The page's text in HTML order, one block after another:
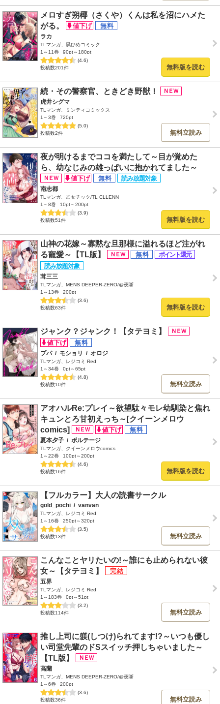
メロすぎ朔椰（さくや）くんは私を沼にハメた
がる。
ラカ
TLマンガ、黒ひめコミック
1～11巻
90pt～180pt
(4.6)
投稿数201件
無料版を読む
続・その警察官、ときどき野獣！
虎井シグマ
TLマンガ、ミンティコミックス
1～3巻
720pt
(5.0)
投稿数2件
無料立読み
夜が明けるまでココを満たして～目が覚めた
ら、幼なじみの雄っぱいに抱かれてました～
南志都
TLマンガ、乙女チック/TL CLLENN
1～8巻
10pt～200pt
(3.9)
投稿数51件
無料版を読む
山神の花嫁～寡黙な旦那様に溢れるほど注がれ
る寵愛～【TL版】
茸三三
TLマンガ、MENS DEEPER-ZERO/@夜噺
1～13巻
200pt
(3.6)
投稿数63件
無料版を読む
ジャンク？ジャンク！【タテヨミ】
プパ / モショリ / オロジ
TLマンガ、レジコミ Red
1～34巻
0pt～65pt
(4.8)
投稿数10件
無料立読み
アオハルRe:プレイ～欲望駄々モレ幼馴染と焦れ
キュンとろ甘初えっち～[クイーンメロウ
comics]
夏本夕子 / ボルテージ
TLマンガ、クイーンメロウcomics
1～22巻
100pt～200pt
(4.6)
投稿数16件
無料版を読む
【フルカラー】大人の読書サークル
gold_pochi / vanvan
TLマンガ、レジコミ Red
1～16巻
250pt～320pt
(3.5)
投稿数13件
無料立読み
こんなことヤリたいの!～誰にも止められない彼
女～【タテヨミ】
五界
TLマンガ、レジコミ Red
1～183巻
0pt～51pt
(3.2)
投稿数114件
無料立読み
推し上司に躾(しつけ)られてます!?～いつも優し
い司堂先輩のドSスイッチ押しちゃいました～
【TL版】
高蘭
TLマンガ、MENS DEEPER-ZERO/@夜噺
1～6巻
200pt
(3.6)
投稿数36件
無料立読み